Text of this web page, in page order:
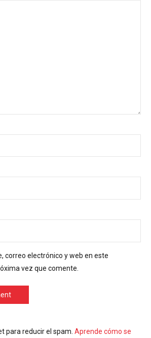
correo electrónico y web en este
vez que comente.
para reducir el spam. Aprende cómo se